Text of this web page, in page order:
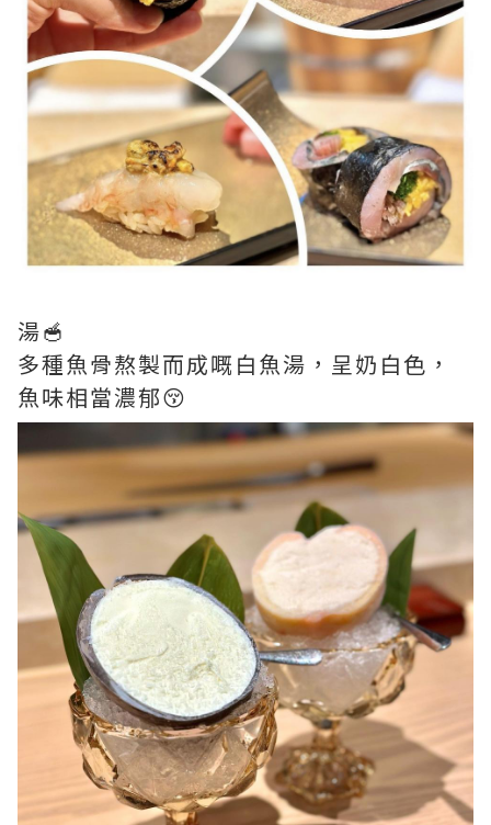
湯🥣
多種魚骨熬製而成嘅白魚湯，呈奶白色，
魚味相當濃郁😚